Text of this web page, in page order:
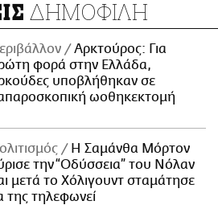
ΔΗΜΟΦΙΛΗ
Αρκτούρος: Για
φορά στην Ελλάδα,
υποβλήθηκαν σε
ωοθηκεκτομή
Η Σαμάνθα Μόρτον
την “Οδύσσεια” του Νόλαν
μετά το Χόλιγουντ σταμάτησε
της τηλεφωνεί